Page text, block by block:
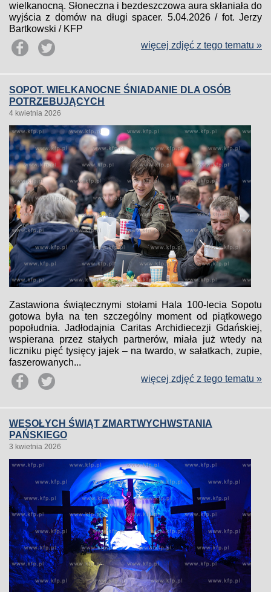
wielkanocną. Słoneczna i bezdeszczowa aura skłaniała do
wyjścia z domów na długi spacer. 5.04.2026 / fot. Jerzy
Bartkowski / KFP
więcej zdjęć z tego tematu »
SOPOT. WIELKANOCNE ŚNIADANIE DLA OSÓB
POTRZEBUJĄCYCH
4 kwietnia 2026
Zastawiona świątecznymi stołami Hala 100-lecia Sopotu
gotowa była na ten szczególny moment od piątkowego
popołudnia. Jadłodajnia Caritas Archidiecezji Gdańskiej,
wspierana przez stałych partnerów, miała już wtedy na
liczniku pięć tysięcy jajek – na twardo, w sałatkach, zupie,
faszerowanych...
więcej zdjęć z tego tematu »
WESOŁYCH ŚWIĄT ZMARTWYCHWSTANIA
PAŃSKIEGO
3 kwietnia 2026